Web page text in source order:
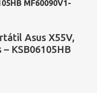
MF60090V1-
Asus X55V,
– KSB06105HB